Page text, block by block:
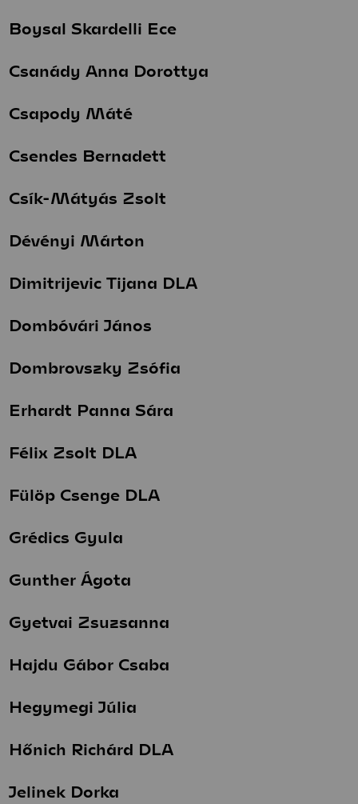
Boysal Skardelli Ece
Csanády Anna Dorottya
Csapody Máté
Csendes Bernadett
Csík-Mátyás Zsolt
Dévényi Márton
Dimitrijevic Tijana DLA
Dombóvári János
Dombrovszky Zsófia
Erhardt Panna Sára
Félix Zsolt DLA
Fülöp Csenge DLA
Grédics Gyula
Gunther Ágota
Gyetvai Zsuzsanna
Hajdu Gábor Csaba
Hegymegi Júlia
Hőnich Richárd DLA
Jelinek Dorka